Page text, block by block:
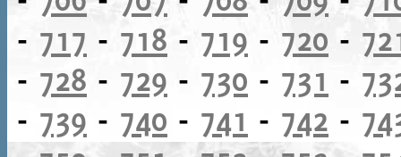
- 717 - 718 - 719 - 720 -
- 728 - 729 - 730 - 731 -
- 739 - 740 - 741 - 742 -